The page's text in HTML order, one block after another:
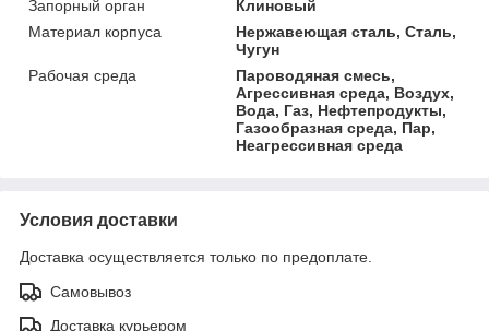
Запорный орган
Клиновый
Материал корпуса
Нержавеющая сталь, Сталь,
Чугун
Рабочая среда
Пароводяная смесь,
Агрессивная среда, Воздух,
Вода, Газ, Нефтепродукты,
Газообразная среда, Пар,
Неагрессивная среда
Условия доставки
Доставка осуществляется только по предоплате.
Самовывоз
Доставка курьером